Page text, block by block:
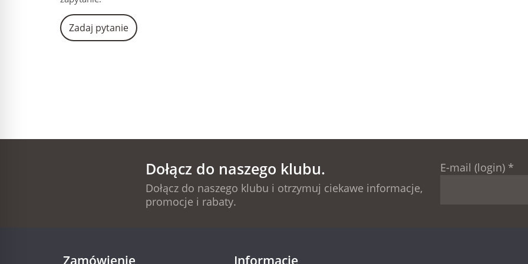
Zadaj pytanie
Dołącz do naszego klubu.
Dołącz do naszego klubu i otrzymuj ciekawe informacje,
promocje i rabaty.
E-mail (login) *
Zamówienie Informacje